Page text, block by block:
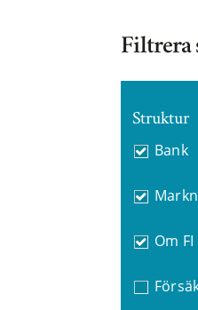
Filtrera
Struktur
Bank
Om FI